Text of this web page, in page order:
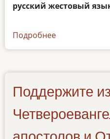
русский жестовый
Подробнее
promo2
Поддержите